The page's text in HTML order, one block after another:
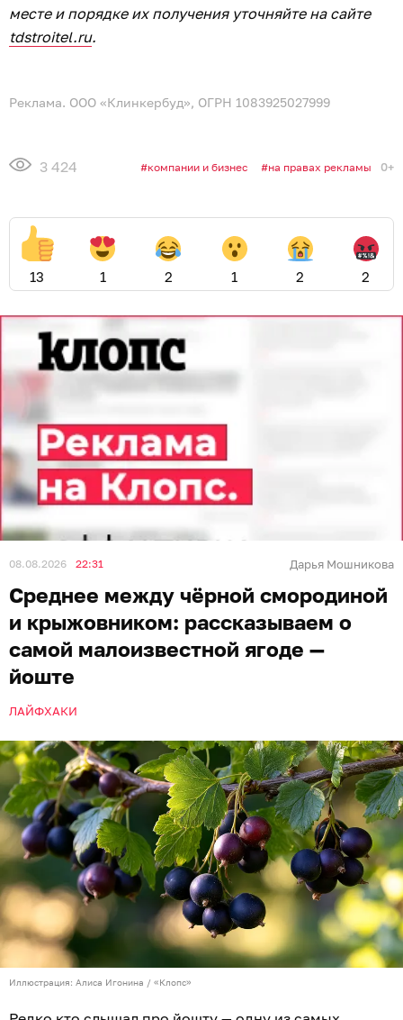
месте и порядке их получения уточняйте на сайте
tdstroitel.ru.
Реклама. ООО «Клинкербуд», ОГРН 1083925027999
3 424 компании и бизнес на правах рекламы 0+
13 1 2 1 2 2
08.08.2026 22:31 Дарья Мошникова
Среднее между чёрной смородиной
и крыжовником: рассказываем о
самой малоизвестной ягоде —
йоште
ЛАЙФХАКИ
Иллюстрация: Алиса Игонина / «Клопс»